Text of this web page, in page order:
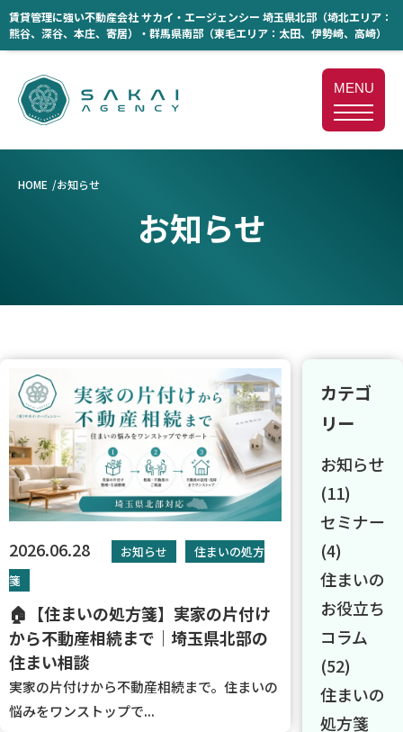
賃貸管理に強い不動産会社 サカイ・エージェンシー 埼玉県北部（埼北エリア：
熊谷、深谷、本庄、寄居）・群馬県南部（東毛エリア：太田、伊勢崎、高崎）
MENU
お知らせ
HOME お知らせ
2026.06.28 お知らせ
住まいの処方
箋
🏠【住まいの処方箋】実家の片付け
から不動産相続まで｜埼玉県北部の
住まい相談
実家の片付けから不動産相続まで。住まいの
悩みをワンストップで...
カテゴ
リー
お知らせ
(11)
セミナー
(4)
住まいの
お役立ち
コラム
(52)
住まいの
処方箋